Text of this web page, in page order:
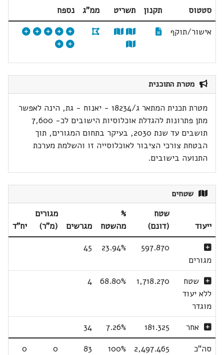
סטטוס תקנון תשריט ממ"ג
נספח
אישור/תוקף
מטרת התוכנית
מטרת תכנית המתאר ג/18234 - יאנוח - גת, הינה לאפשר
מתן פתרונות להגדלת אוכלוסיות הישובים לכ- 7,600
תושבים עד שנת 2030, בעיקר בתחום המגורים, תוך
הבטחת צורכי הציבור לאוכלוסייה זו והשלמת מערכת
התנועה בישובים.
שטחים
ייעוד
שטח
(דונם)
%
מהשטח
מגרשים
מגורים
(מ"ר)
יח"ד
מגורים
597.870
23.94%
45
שטח
ללא יעוד
מוגדר
1,718.270
68.80%
4
אחר 181.325
7.26%
34
סה"כ
2,497.465
100%
83
0
0